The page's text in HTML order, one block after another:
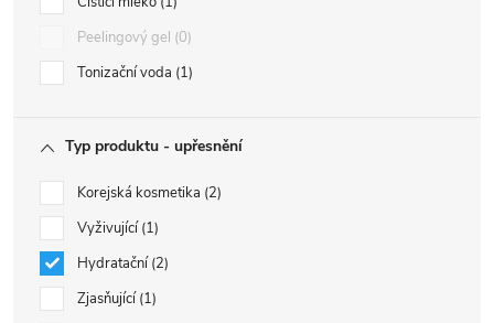
Peelingový gel 0
Tonizační voda 1
Typ produktu - upřesnění
Korejská kosmetika 2
Vyživující 1
Hydratační 2
Zjasňující 1